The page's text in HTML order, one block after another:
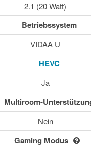
2.1 (20 Watt)
Betriebssystem
VIDAA U
HEVC
Ja
Multiroom-
Nein
Gaming Modus